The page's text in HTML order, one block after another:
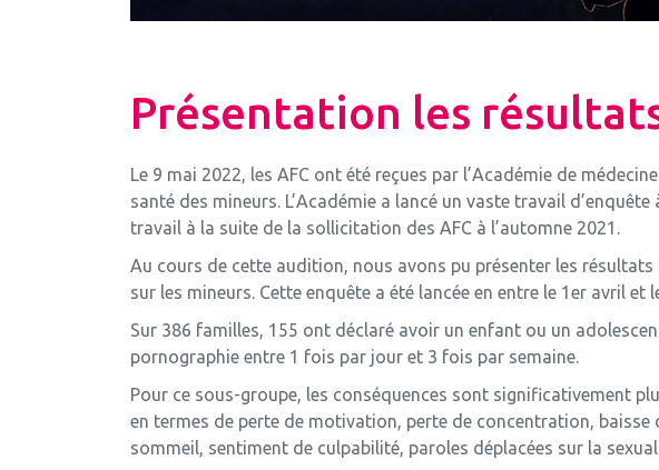
Présentation les
Le 9 mai 2022, les AFC ont été reçues par l’Académie de
santé des mineurs. L’Académie a lancé un vaste travail
travail à la suite de la sollicitation des AFC à l’automne 2021.
Au cours de cette audition, nous avons pu présenter les
sur les mineurs. Cette enquête a été lancée en entre le 1er avril
Sur 386 familles, 155 ont déclaré avoir un enfant ou un
pornographie entre 1 fois par jour et 3 fois par semaine.
Pour ce sous-groupe, les conséquences sont significativement
en termes de perte de motivation, perte de concentration,
sommeil, sentiment de culpabilité, paroles déplacées sur la